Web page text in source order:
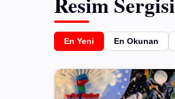
En Yeni En Okunan